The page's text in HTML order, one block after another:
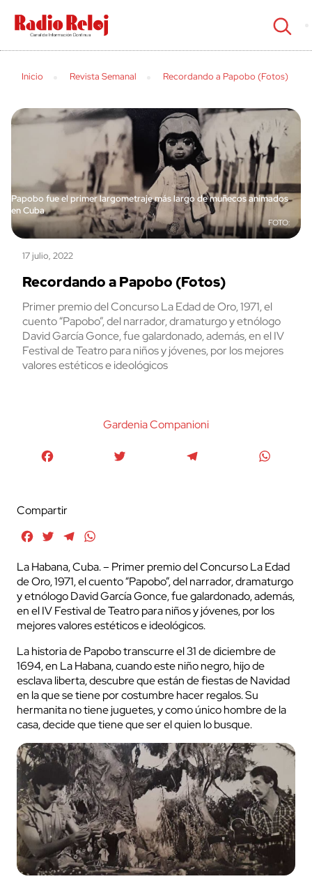
cerrar
Inicio Revista Semanal Recordando a Papobo (Fotos)
Papobo fue el primer largometraje más largo de muñecos animados
en Cuba
17 julio, 2022
Recordando a Papobo (Fotos)
Primer premio del Concurso La Edad de Oro, 1971, el
cuento “Papobo”, del narrador, dramaturgo y etnólogo
David García Gonce, fue galardonado, además, en el IV
Festival de Teatro para niños y jóvenes, por los mejores
valores estéticos e ideológicos
Gardenia Companioni
Compartir
FacebookTwitterTelegram
La Habana, Cuba. – Primer premio del Concurso La Edad
de Oro, 1971, el cuento “Papobo”, del narrador, dramaturgo
y etnólogo David García Gonce, fue galardonado, además,
en el IV Festival de Teatro para niños y jóvenes, por los
mejores valores estéticos e ideológicos.
La historia de Papobo transcurre el 31 de diciembre de
1694, en La Habana, cuando este niño negro, hijo de
esclava liberta, descubre que están de fiestas de Navidad
en la que se tiene por costumbre hacer regalos. Su
hermanita no tiene juguetes, y como único hombre de la
casa, decide que tiene que ser el quien lo busque.